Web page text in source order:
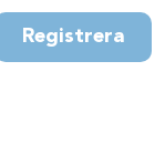
Registrera